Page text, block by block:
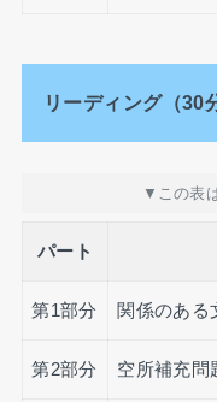
リーディング（30
パート
第1部分 関係のある
第2部分 空所補充問